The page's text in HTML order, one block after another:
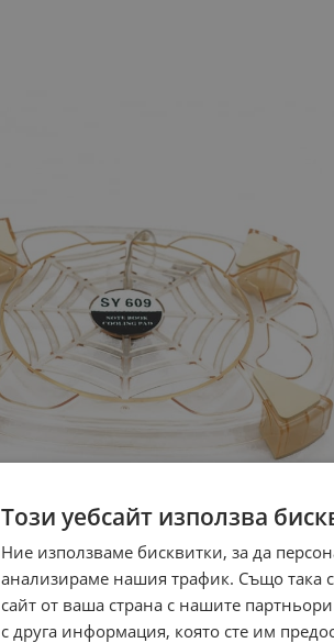
Този уебсайт използва
Ние използваме бисквитки, за да
анализираме нашия трафик. Също така
сайт от ваша страна с нашите
с друга информация, която сте им